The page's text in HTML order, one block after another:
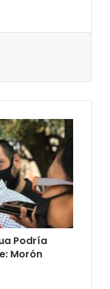
Podría
Morón